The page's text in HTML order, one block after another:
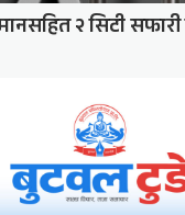
२ सिटी सफारी